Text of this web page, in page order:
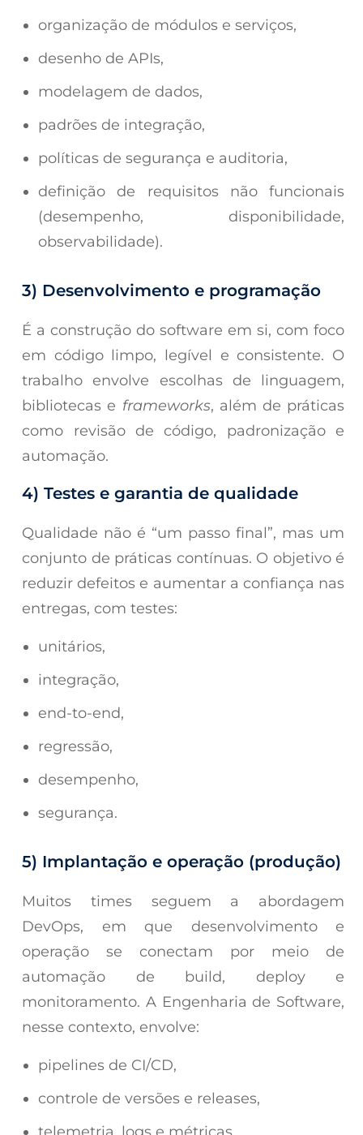
organização de módulos e serviços,
desenho de APIs,
modelagem de dados,
padrões de integração,
políticas de segurança e auditoria,
definição de requisitos não funcionais
(desempenho, disponibilidade,
observabilidade).
3) Desenvolvimento e programação
É a construção do software em si, com foco
em código limpo, legível e consistente. O
trabalho envolve escolhas de linguagem,
bibliotecas e frameworks, além de práticas
como revisão de código, padronização e
automação.
4) Testes e garantia de qualidade
Qualidade não é “um passo final”, mas um
conjunto de práticas contínuas. O objetivo é
reduzir defeitos e aumentar a confiança nas
entregas, com testes:
unitários,
integração,
end-to-end,
regressão,
desempenho,
segurança.
5) Implantação e operação (produção)
Muitos times seguem a abordagem
DevOps, em que desenvolvimento e
operação se conectam por meio de
automação de build, deploy e
monitoramento. A Engenharia de Software,
nesse contexto, envolve:
pipelines de CI/CD,
controle de versões e releases,